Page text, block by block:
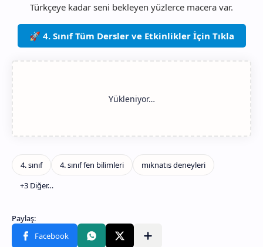
Türkçeye kadar seni bekleyen yüzlerce macera var.
🚀 4. Sınıf Tüm Dersler ve Etkinlikler İçin Tıkla